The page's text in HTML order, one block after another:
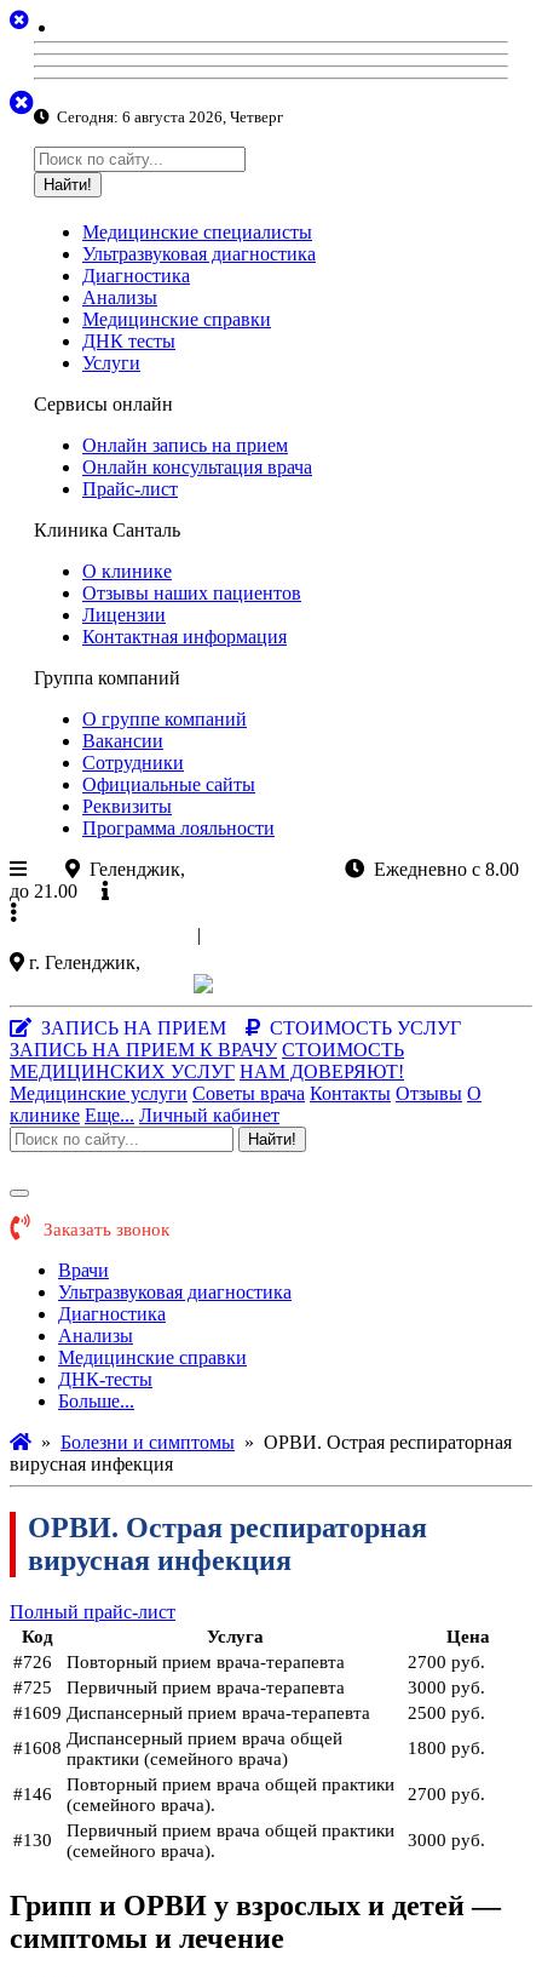
Сегодня: 6 августа 2026, Четверг
Найти!
Медицинские специалисты
Ультразвуковая диагностика
Диагностика
Анализы
Медицинские справки
ДНК тесты
Услуги
Сервисы онлайн
Онлайн запись на прием
Онлайн консультация врача
Прайс-лист
Клиника Санталь
О клинике
Отзывы наших пациентов
Лицензии
Контактная информация
Группа компаний
О группе компаний
Вакансии
Сотрудники
Официальные сайты
Реквизиты
Программа лояльности
Геленджик,
Ежедневно с 8.00
до 21.00
|
г. Геленджик,
ЗАПИСЬ НА ПРИЕМ
СТОИМОСТЬ УСЛУГ
ЗАПИСЬ НА ПРИЕМ К ВРАЧУ СТОИМОСТЬ
МЕДИЦИНСКИХ УСЛУГ НАМ ДОВЕРЯЮТ!
Медицинские услуги Советы врача Контакты Отзывы О
клинике Еще... Личный кабинет
Найти!
Заказать звонок
Врачи
Ультразвуковая диагностика
Диагностика
Анализы
Медицинские справки
ДНК-тесты
Больше...
» Болезни и симптомы » ОРВИ. Острая респираторная
вирусная инфекция
ОРВИ. Острая респираторная
вирусная инфекция
Полный прайс-лист
Код Услуга
Цена
#726
Повторный прием врача-терапевта
2700 руб.
#725
Первичный прием врача-терапевта
3000 руб.
#1609 Диспансерный прием врача-терапевта
2500 руб.
#1608 Диспансерный прием врача общей
практики (семейного врача)
1800 руб.
#146
Повторный прием врача общей практики
(семейного врача).
2700 руб.
#130
Первичный прием врача общей практики
(семейного врача).
3000 руб.
Грипп и ОРВИ у взрослых и детей —
симптомы и лечение